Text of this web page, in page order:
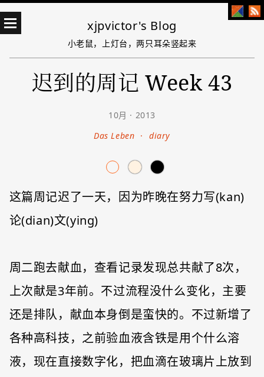
xjpvictor's Blog
小老鼠，上灯台，两只耳朵竖起来
迟到的周记 Week 43
10月 · 2013
Das Leben · diary
这篇周记迟了一天，因为昨晚在努力写(kan)
论(dian)文(ying)
周二跑去献血，查看记录发现总共献了8次，
上次献是3年前。不过流程没什么变化，主要
还是排队，献血本身倒是蛮快的。不过新增了
各种高科技，之前验血液含铁是用个什么溶
液，现在直接数字化，把血滴在玻璃片上放到